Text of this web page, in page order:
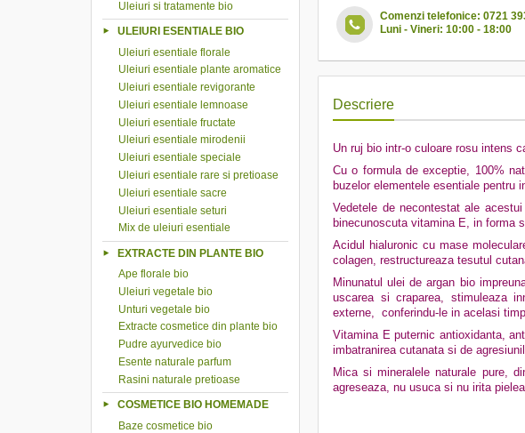
Uleiuri si tratamente bio
ULEIURI ESENTIALE BIO
Uleiuri esentiale florale
Uleiuri esentiale plante aromatice
Uleiuri esentiale revigorante
Uleiuri esentiale lemnoase
Uleiuri esentiale fructate
Uleiuri esentiale mirodenii
Uleiuri esentiale speciale
Uleiuri esentiale rare si pretioase
Uleiuri esentiale sacre
Uleiuri esentiale seturi
Mix de uleiuri esentiale
EXTRACTE DIN PLANTE BIO
Ape florale bio
Uleiuri vegetale bio
Unturi vegetale bio
Extracte cosmetice din plante bio
Pudre ayurvedice bio
Esente naturale parfum
Rasini naturale pretioase
COSMETICE BIO HOMEMADE
Baze cosmetice bio
Comenzi telefonice: 0721
Luni - Vineri: 10:00 - 18:00
Descriere
Un ruj bio intr-o culoare rosu intens
Cu o formula de exceptie, 100%
buzelor elementele esentiale pentru
Vedetele de necontestat ale
binecunoscuta vitamina E, in forma
Acidul hialuronic cu mase
colagen, restructureaza tesutul
Minunatul ulei de argan bio
uscarea si craparea, stimuleaza
externe, conferindu-le in acelasi
Vitamina E puternic antioxidanta,
imbatranirea cutanata si de
Mica si mineralele naturale pure,
agreseaza, nu usuca si nu irita